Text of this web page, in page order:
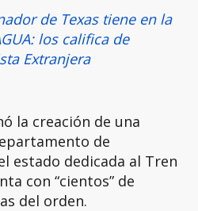
de Texas tiene en la
los califica de
Extranjera
la creación de una
de
estado dedicada al Tren
con “cientos” de
del orden.